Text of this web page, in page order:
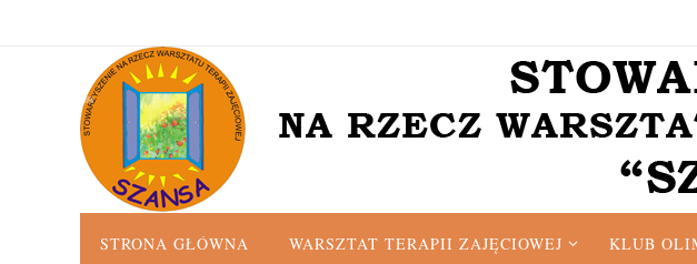
STRONA GŁÓWNA WARSZTAT TERAPII ZAJĘCIOWEJ KLUB